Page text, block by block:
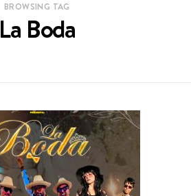
BROWSING TAG
La Boda